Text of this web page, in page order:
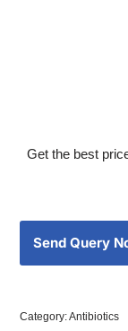
Get the best
Category:Antibiotics